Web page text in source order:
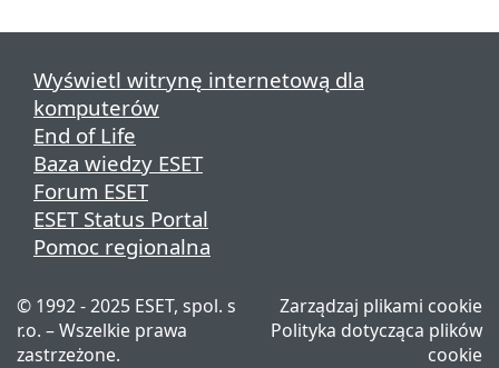
Wyświetl witrynę internetową dla
komputerów
End of Life
Baza wiedzy ESET
Forum ESET
ESET Status Portal
Pomoc regionalna
© 1992 - 2025 ESET, spol. s
r.o. – Wszelkie prawa
zastrzeżone.
Zarządzaj plikami cookie
Polityka dotycząca plików
cookie